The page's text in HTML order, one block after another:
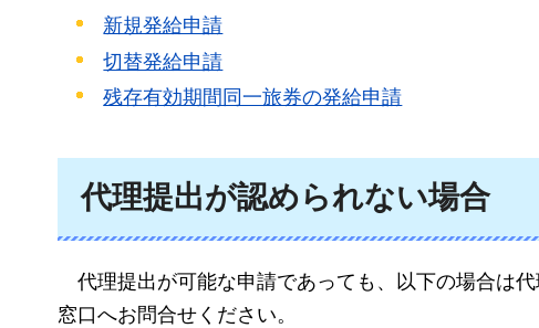
新規発給申請
切替発給申請
残存有効期間同一旅券の発給申請
代理提出が認められない場合
代理提出が可能な申請であっても、以下の場合は
窓口へお問合せください。